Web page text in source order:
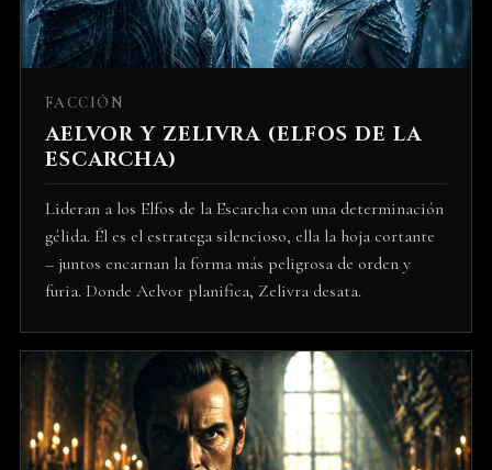
FACCIÓN
AELVOR Y ZELIVRA (ELFOS DE LA
ESCARCHA)
Lideran a los Elfos de la Escarcha con una determinación
gélida. Él es el estratega silencioso, ella la hoja cortante
– juntos encarnan la forma más peligrosa de orden y
furia. Donde Aelvor planifica, Zelivra desata.